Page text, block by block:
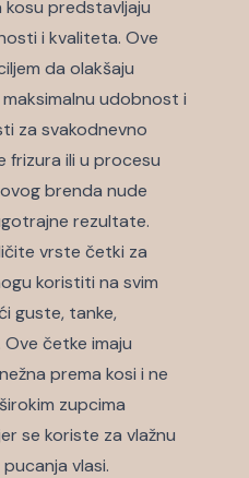
kosu predstavljaju
i kvaliteta. Ove
da olakšaju
udobnost i
za svakodnevno
frizura ili u procesu
brenda nude
rezultate.
vrste četki za
koristiti na svim
guste, tanke,
Ove četke imaju
prema kosi i ne
zupcima
se koriste za vlažnu
vlasi.